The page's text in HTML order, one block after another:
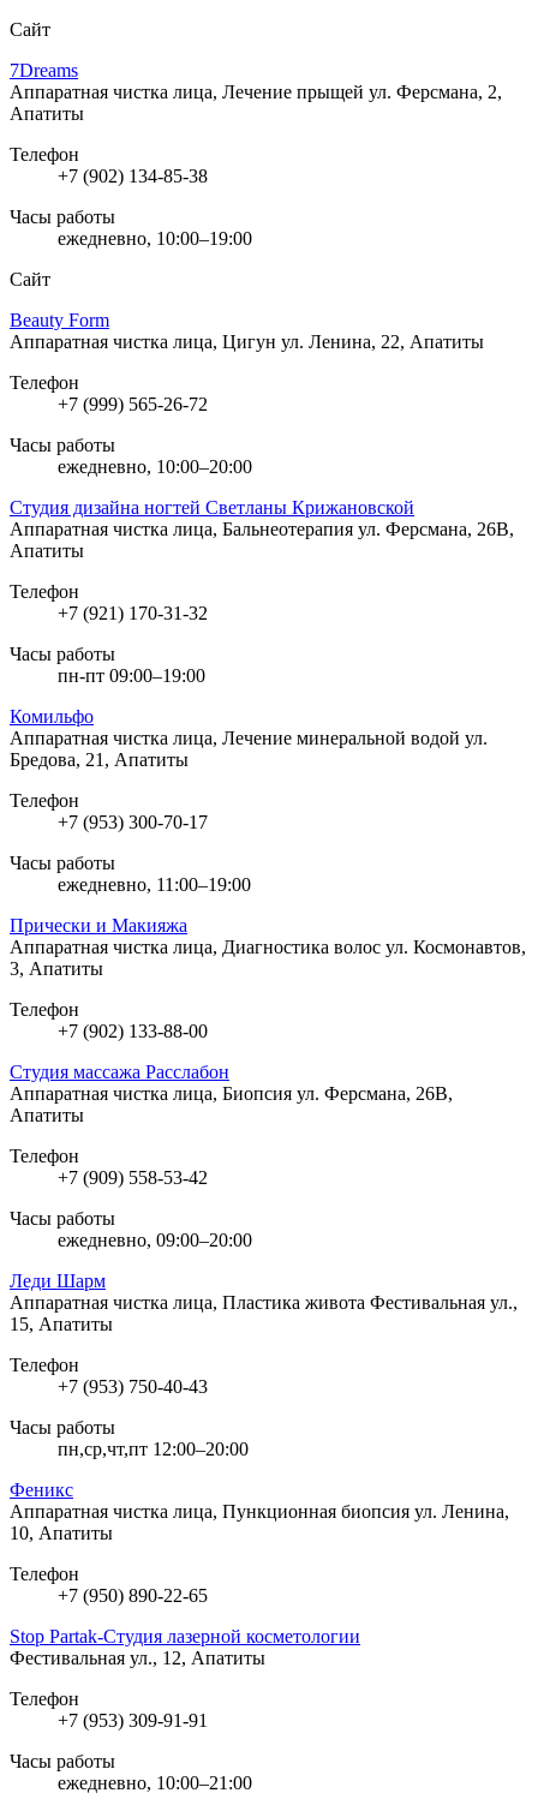
Сайт
7Dreams
Аппаратная чистка лица, Лечение прыщей ул. Ферсмана, 2,
Апатиты
Телефон
+7 (902) 134-85-38
Часы работы
ежедневно, 10:00–19:00
Сайт
Beauty Form
Аппаратная чистка лица, Цигун ул. Ленина, 22, Апатиты
Телефон
+7 (999) 565-26-72
Часы работы
ежедневно, 10:00–20:00
Студия дизайна ногтей Светланы Крижановской
Аппаратная чистка лица, Бальнеотерапия ул. Ферсмана, 26В,
Апатиты
Телефон
+7 (921) 170-31-32
Часы работы
пн-пт 09:00–19:00
Комильфо
Аппаратная чистка лица, Лечение минеральной водой ул.
Бредова, 21, Апатиты
Телефон
+7 (953) 300-70-17
Часы работы
ежедневно, 11:00–19:00
Прически и Макияжа
Аппаратная чистка лица, Диагностика волос ул. Космонавтов,
3, Апатиты
Телефон
+7 (902) 133-88-00
Студия массажа Расслабон
Аппаратная чистка лица, Биопсия ул. Ферсмана, 26В,
Апатиты
Телефон
+7 (909) 558-53-42
Часы работы
ежедневно, 09:00–20:00
Леди Шарм
Аппаратная чистка лица, Пластика живота Фестивальная ул.,
15, Апатиты
Телефон
+7 (953) 750-40-43
Часы работы
пн,ср,чт,пт 12:00–20:00
Феникс
Аппаратная чистка лица, Пункционная биопсия ул. Ленина,
10, Апатиты
Телефон
+7 (950) 890-22-65
Stop Partak-Студия лазерной косметологии
Фестивальная ул., 12, Апатиты
Телефон
+7 (953) 309-91-91
Часы работы
ежедневно, 10:00–21:00